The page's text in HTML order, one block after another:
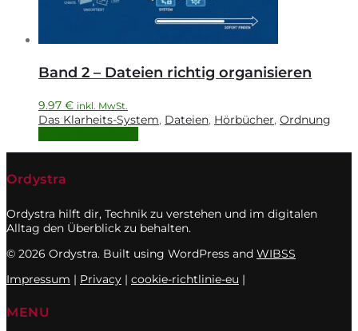
Band 2 – Dateien richtig organisieren
9.97 € inkl. MwSt.
Das Klarheits-System, Dateien, Hörbücher, Ordnung
Ordystra
Ordystra hilft dir, Technik zu verstehen und im digitalen
Alltag den Überblick zu behalten.
© 2026 Ordystra. Built using WordPress and WIBSS
Impressum | Privacy | cookie-richtlinie-eu |
MENU